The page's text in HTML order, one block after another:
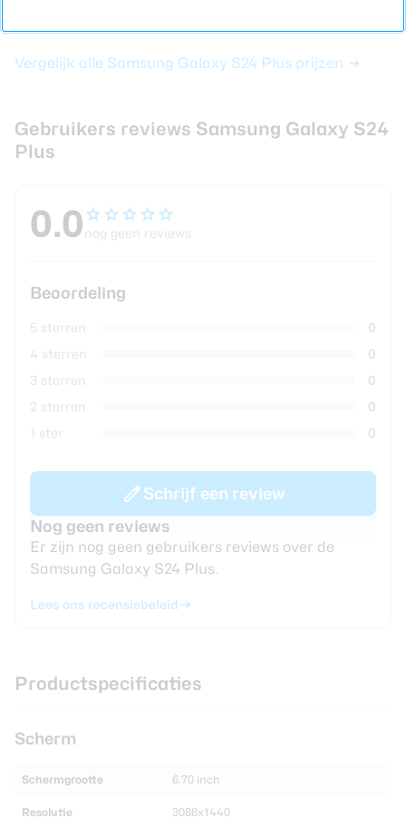
Vergelijk alle Samsung Galaxy S24 Plus prijzen
Gebruikers reviews Samsung Galaxy S24
Plus
0.0 nog geen reviews
Beoordeling
5 sterren
0
4 sterren
0
3 sterren
0
2 sterren
0
1 ster
0
Schrijf een review
Nog geen reviews
Er zijn nog geen gebruikers reviews over de
Samsung Galaxy S24 Plus.
Lees ons recensiebeleid
Productspecificaties
Scherm
Schermgrootte 6.70 inch
Resolutie 3088x1440